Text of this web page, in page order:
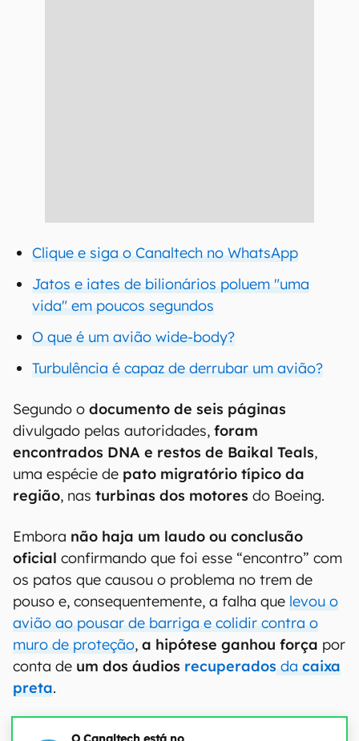
Clique e siga o Canaltech no WhatsApp
Jatos e iates de bilionários poluem "uma
vida" em poucos segundos
O que é um avião wide-body?
Turbulência é capaz de derrubar um avião?
Segundo o documento de seis páginas
divulgado pelas autoridades, foram
encontrados DNA e restos de Baikal Teals,
uma espécie de pato migratório típico da
região, nas turbinas dos motores do Boeing.
Embora não haja um laudo ou conclusão
oficial confirmando que foi esse “encontro” com
os patos que causou o problema no trem de
pouso e, consequentemente, a falha que levou o
avião ao pousar de barriga e colidir contra o
muro de proteção, a hipótese ganhou força por
conta de um dos áudios recuperados da caixa
preta.